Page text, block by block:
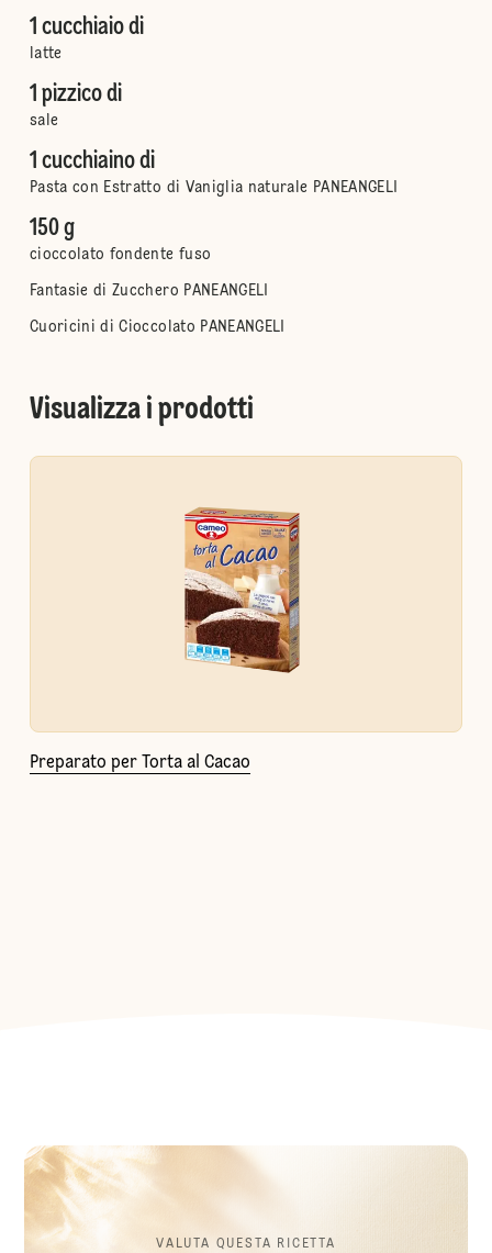
1 cucchiaio di
latte
1 pizzico di
sale
1 cucchiaino di
Pasta con Estratto di Vaniglia naturale PANEANGELI
150 g
cioccolato fondente fuso
Fantasie di Zucchero PANEANGELI
Cuoricini di Cioccolato PANEANGELI
Visualizza i prodotti
Preparato per Torta al Cacao
VALUTA QUESTA RICETTA